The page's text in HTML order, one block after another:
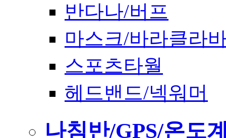
반다나/버프
마스크/바라클라
스포츠타월
헤드밴드/넥워머
나침반/GPS/온도